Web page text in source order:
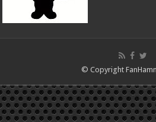
© Copyright